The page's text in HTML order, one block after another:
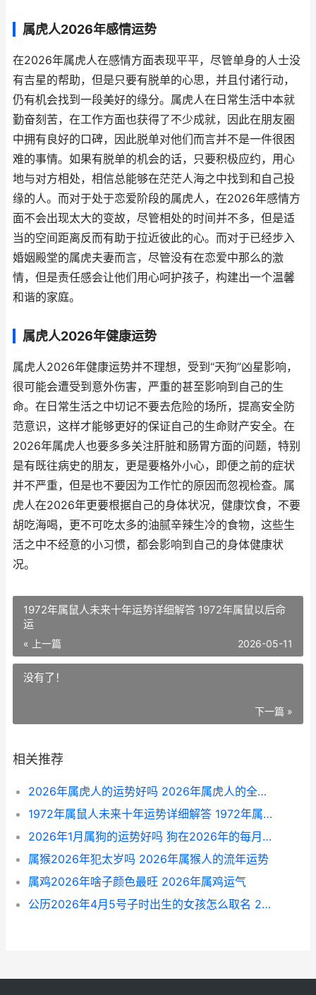
属虎人2026年感情运势
在2026年属虎人在感情方面表现平平，尽管单身的人士没
有吉星的帮助，但是只要有脱单的心思，并且付诸行动，
仍有机会找到一段美好的缘分。属虎人在日常生活中本就
勤奋刻苦，在工作方面也获得了不少成就，因此在朋友圈
中拥有良好的口碑，因此脱单对他们而言并不是一件很困
难的事情。如果有脱单的机会的话，只要积极应约，用心
地与对方相处，相信总能够在茫茫人海之中找到和自己投
缘的人。而对于处于恋爱阶段的属虎人，在2026年感情方
面不会出现太大的变故，尽管相处的时间并不多，但是适
当的空间距离反而有助于拉近彼此的心。而对于已经步入
婚姻殿堂的属虎夫妻而言，尽管没有在恋爱中那么的激
情，但是责任感会让他们用心呵护孩子，构建出一个温馨
和谐的家庭。
属虎人2026年健康运势
属虎人2026年健康运势并不理想，受到“天狗”凶星影响，
很可能会遭受到意外伤害，严重的甚至影响到自己的生
命。在日常生活之中切记不要去危险的场所，提高安全防
范意识，这样才能够更好的保证自己的生命财产安全。在
2026年属虎人也要多多关注肝脏和肠胃方面的问题，特别
是有既往病史的朋友，更是要格外小心，即便之前的症状
并不严重，但是也不要因为工作忙的原因而忽视检查。属
虎人在2026年更要根据自己的身体状况，健康饮食，不要
胡吃海喝，更不可吃太多的油腻辛辣生冷的食物，这些生
活之中不经意的小习惯，都会影响到自己的身体健康状
况。
1972年属鼠人未来十年运势详细解答 1972年属鼠以后命
运
« 上一篇 2026-05-11
没有了！
下一篇 »
相关推荐
2026年属虎人的运势好吗 2026年属虎人的全年运势1986出生
1972年属鼠人未来十年运势详细解答 1972年属鼠以后命运
2026年1月属狗的运势好吗 狗在2026年的每月运势如何
属猴2026年犯太岁吗 2026年属猴人的流年运势
属鸡2026年啥子颜色最旺 2026年属鸡运气
公历2026年4月5号子时出生的女孩怎么取名 2026年的4月5日是农历